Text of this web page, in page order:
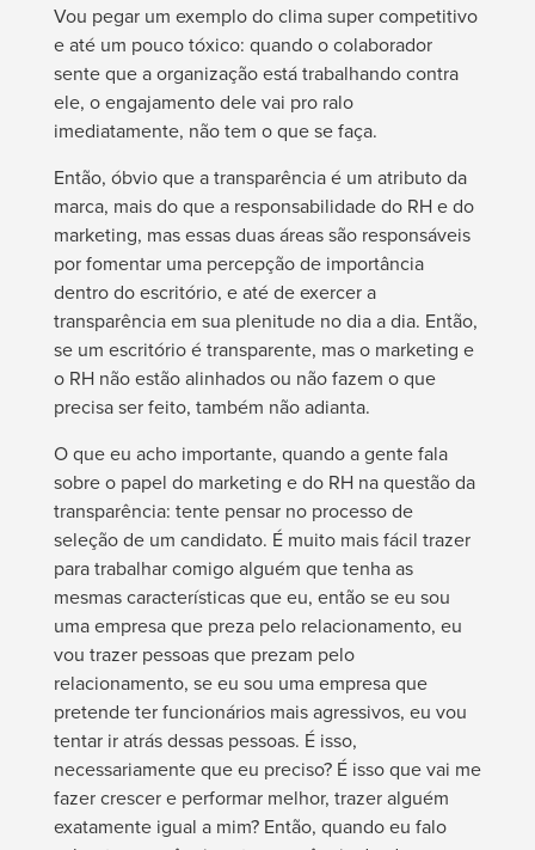
Vou pegar um exemplo do clima super competitivo
e até um pouco tóxico: quando o colaborador
sente que a organização está trabalhando contra
ele, o engajamento dele vai pro ralo
imediatamente, não tem o que se faça.
Então, óbvio que a transparência é um atributo da
marca, mais do que a responsabilidade do RH e do
marketing, mas essas duas áreas são responsáveis
por fomentar uma percepção de importância
dentro do escritório, e até de exercer a
transparência em sua plenitude no dia a dia. Então,
se um escritório é transparente, mas o marketing e
o RH não estão alinhados ou não fazem o que
precisa ser feito, também não adianta.
O que eu acho importante, quando a gente fala
sobre o papel do marketing e do RH na questão da
transparência: tente pensar no processo de
seleção de um candidato. É muito mais fácil trazer
para trabalhar comigo alguém que tenha as
mesmas características que eu, então se eu sou
uma empresa que preza pelo relacionamento, eu
vou trazer pessoas que prezam pelo
relacionamento, se eu sou uma empresa que
pretende ter funcionários mais agressivos, eu vou
tentar ir atrás dessas pessoas. É isso,
necessariamente que eu preciso? É isso que vai me
fazer crescer e performar melhor, trazer alguém
exatamente igual a mim? Então, quando eu falo